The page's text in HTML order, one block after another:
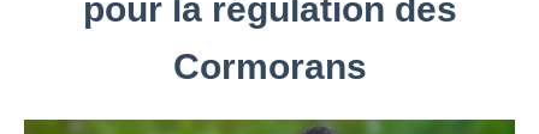
pour la régulation des
Cormorans